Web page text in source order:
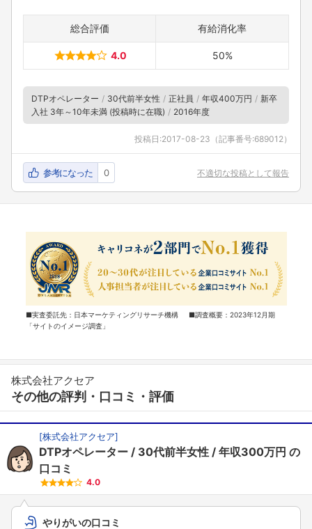
総合評価 有給消化率
4.0 50%
DTPオペレーター 30代前半女性 正社員 年収400万円
新卒
入社 3年～10年未満 (投稿時に在職)
2016年度
投稿日:2017-08-23 （記事番号:689012）
参考になった 0 不適切な投稿として報告
■実査委託先：日本マーケティングリサーチ機構 ■調査概要：2023年12月期
「サイトのイメージ調査」
株式会社アクセア
その他の評判・口コミ・評価
[株式会社アクセア]
DTPオペレーター 30代前半女性 年収300万円 の
口コミ
4.0
やりがいの口コミ